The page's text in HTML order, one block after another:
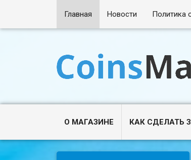
Главная Новости Политика
О МАГАЗИНЕ КАК СДЕЛАТЬ